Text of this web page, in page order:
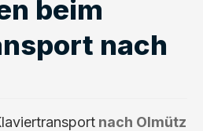
beim
nach
nach Olmütz